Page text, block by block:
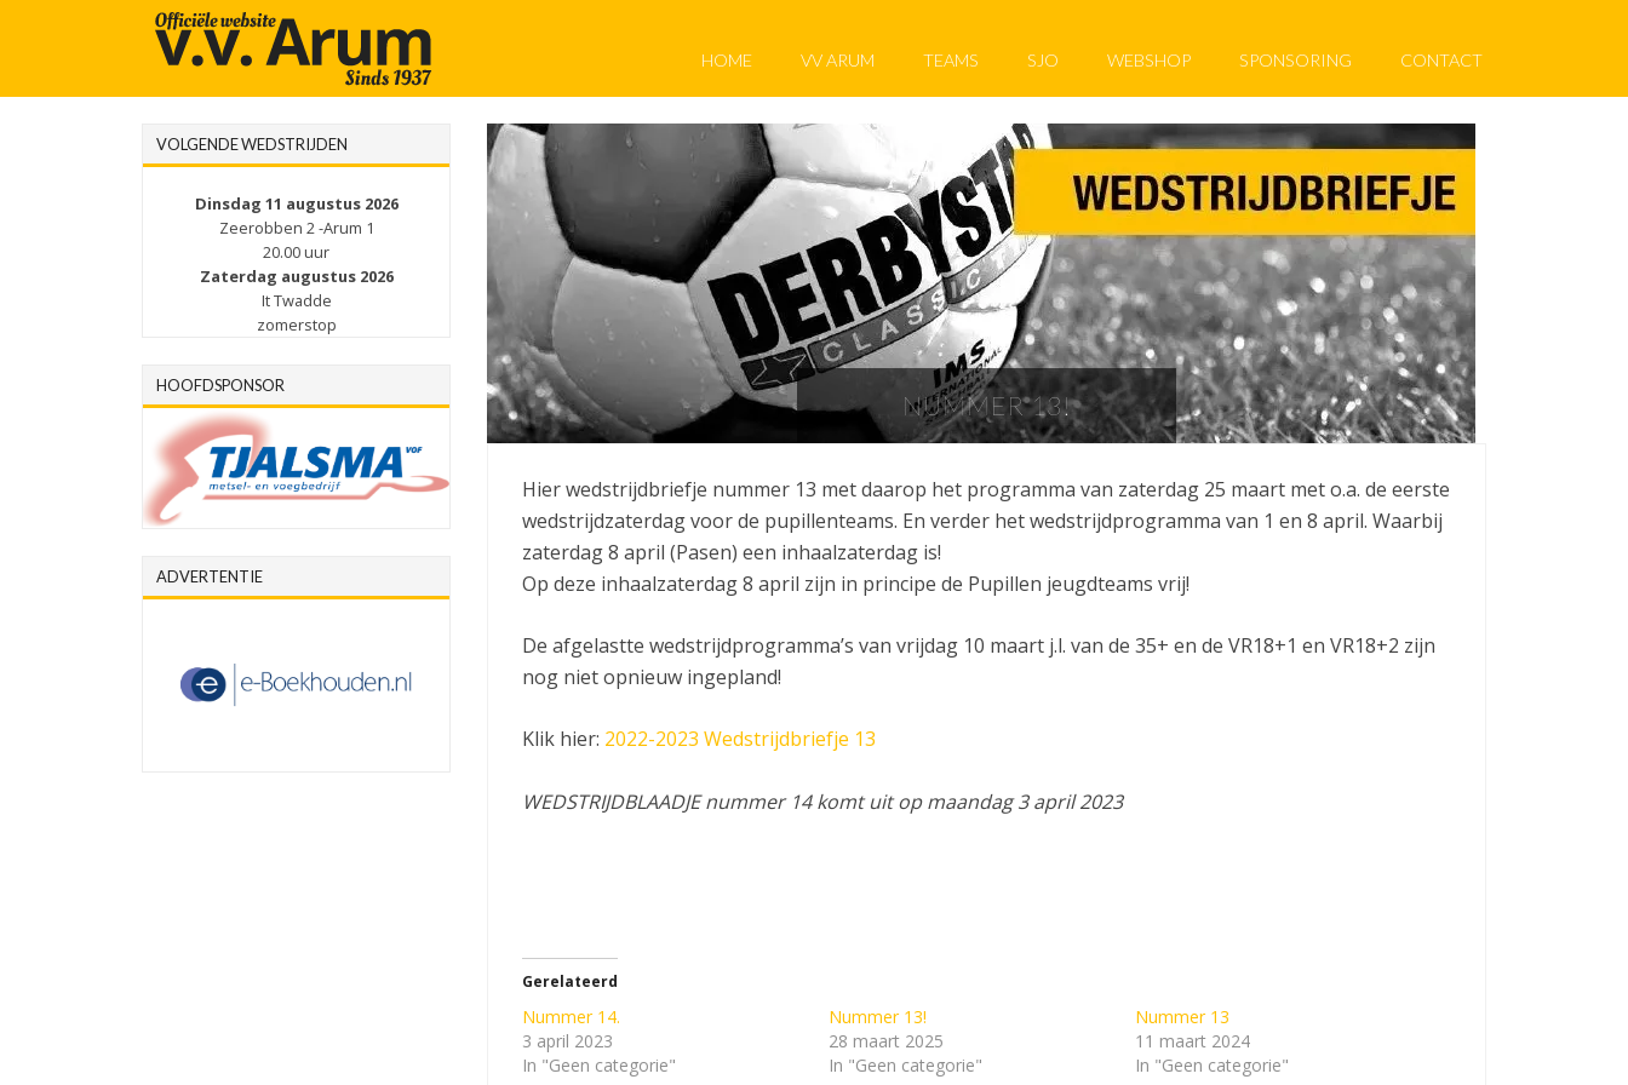
HOME VV ARUM TEAMS SJO WEBSHOP SPONSORING CONTACT
NUMMER 13!
Hier wedstrijdbriefje nummer 13 met daarop het programma van zaterdag 25 maart met o.a. de eerste
wedstrijdzaterdag voor de pupillenteams. En verder het wedstrijdprogramma van 1 en 8 april. Waarbij
zaterdag 8 april (Pasen) een inhaalzaterdag is!
Op deze inhaalzaterdag 8 april zijn in principe de Pupillen jeugdteams vrij!
De afgelastte wedstrijdprogramma’s van vrijdag 10 maart j.l. van de 35+ en de VR18+1 en VR18+2 zijn
nog niet opnieuw ingepland!
Klik hier: 2022-2023 Wedstrijdbriefje 13
WEDSTRIJDBLAADJE nummer 14 komt uit op maandag 3 april 2023
Gerelateerd
Nummer 14.
3 april 2023
In "Geen categorie"
Nummer 13!
28 maart 2025
In "Geen categorie"
Nummer 13
11 maart 2024
In "Geen categorie"
VOLGENDE WEDSTRIJDEN
Dinsdag 11 augustus 2026
Zeerobben 2 -Arum 1
20.00 uur
Zaterdag augustus 2026
It Twadde
zomerstop
HOOFDSPONSOR
ADVERTENTIE